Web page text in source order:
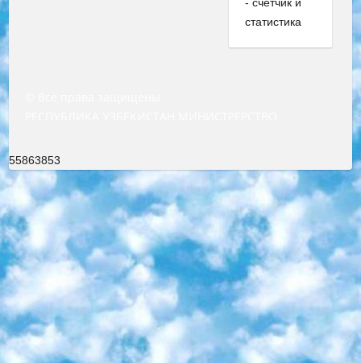
55863853